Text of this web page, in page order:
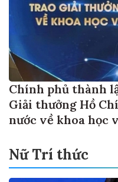
Chính phủ thành
Giải thưởng Hồ
nước về khoa học
Nữ Trí thức